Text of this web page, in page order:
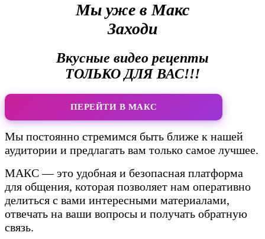
Мы уже в Макс
Заходи
Вкусные видео рецепты
ТОЛЬКО ДЛЯ ВАС!!!
ПЕРЕЙТИ В МАКС
Мы постоянно стремимся быть ближе к нашей
аудитории и предлагать вам только самое лучшее.
МАКС — это удобная и безопасная платформа
для общения, которая позволяет нам оперативно
делиться с вами интересными материалами,
отвечать на ваши вопросы и получать обратную
связь.